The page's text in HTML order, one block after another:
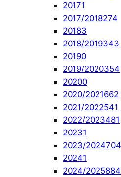
20171
2017/2018274
20183
2018/2019343
20190
2019/2020354
20200
2020/2021662
2021/2022541
2022/2023481
20231
2023/2024704
20241
2024/2025884